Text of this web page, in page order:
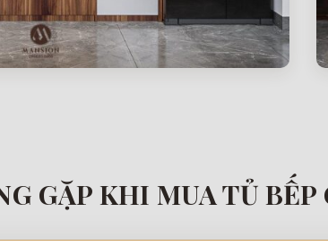
GẶP KHI MUA TỦ